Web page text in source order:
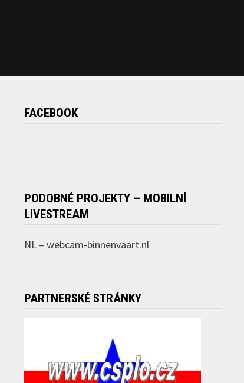
FACEBOOK
PODOBNÉ PROJEKTY – MOBILNÍ
LIVESTREAM
NL – webcam-binnenvaart.nl
PARTNERSKÉ STRÁNKY